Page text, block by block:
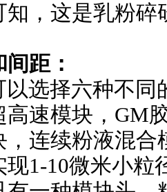
知，这是乳粉
距：
以选择六种不
速模块， GM
连续粉液混合
1-10微米小粒